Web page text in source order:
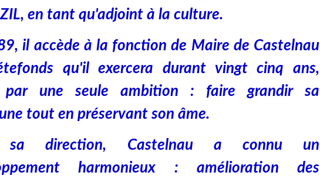
en tant qu'adjoint à la culture.
il accède à la fonction de Maire de Castelnau
qu'il exercera durant vingt cinq ans,
par une seule ambition : faire grandir sa
tout en préservant son âme.
sa direction, Castelnau a connu un
harmonieux : amélioration des